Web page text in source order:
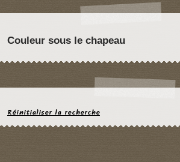
Couleur sous le chapeau
Réinitialiser la recherche